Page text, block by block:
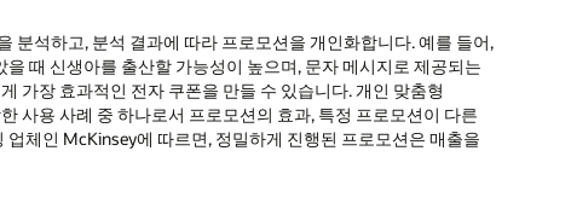
분석하고, 분석 결과에 따라 프로모션을 개인화합니다. 예를 들어,
때 신생아를 출산할 가능성이 높으며, 문자 메시지로 제공되는
가장 효과적인 전자 쿠폰을 만들 수 있습니다. 개인 맞춤형
사용 사례 중 하나로서 프로모션의 효과, 특정 프로모션이 다른
체인 McKinsey에 따르면, 정밀하게 진행된 프로모션은 매출을